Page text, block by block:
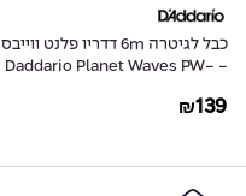
כבל לגיטרה 6m דדריו פלנט ווייבס
- Daddario Planet Waves PW-
₪139